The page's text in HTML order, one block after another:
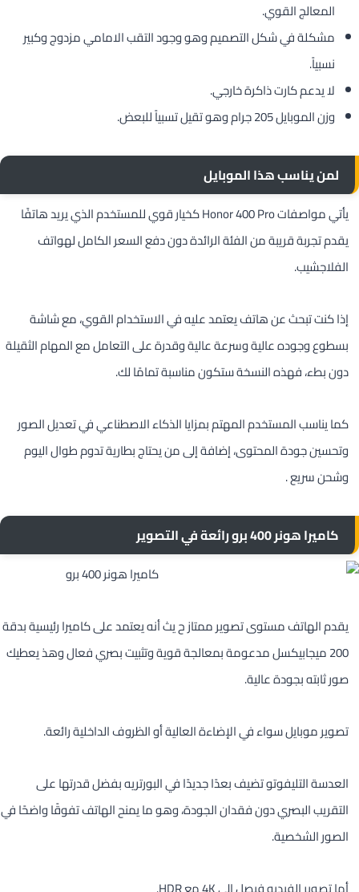
المعالج القوي.
مشكلة في شكل التصميم وهو وجود التقب الامامي مزدوج وكبير
نسبياً.
لا يدعم كارت ذاكرة خارجي.
وزن الموبايل 205 جرام وهو تقيل تسبياً للبعض.
لمن يناسب هذا الموبايل
يأتي مواصفات Honor 400 Pro كخيار قوي للمستخدم الذي يريد هاتفًا
يقدم تجربة قريبة من الفئة الرائدة دون دفع السعر الكامل لهواتف
الفلاجشيب.
إذا كنت تبحث عن هاتف يعتمد عليه في الاستخدام القوي، مع شاشة
بسطوع وجوده عالية وسرعة عالية وقدرة على التعامل مع المهام الثقيلة
دون بطء، فهذه النسخة ستكون مناسبة تمامًا لك.
كما يناسب المستخدم المهتم بمزايا الذكاء الاصطناعي في تعديل الصور
وتحسين جودة المحتوى، إضافة إلى من يحتاج بطارية تدوم طوال اليوم
وشحن سريع .
كاميرا هونر 400 برو رائعة في التصوير
يقدم الهاتف مستوى تصوير ممتاز ح يث أنه يعتمد على كاميرا رئيسية بدقة
200 ميجابيكسل مدعومة بمعالجة قوية وتثبيت بصري فعال وهذ يعطيك
صور ثابته بجودة عالية.
تصوير موبايل سواء في الإضاءة العالية أو الظروف الداخلية رائعة.
العدسة التليفوتو تضيف بعدًا جديدًا في البورتريه بفضل قدرتها على
التقريب البصري دون فقدان الجودة، وهو ما يمنح الهاتف تفوقًا واضحًا في
الصور الشخصية.